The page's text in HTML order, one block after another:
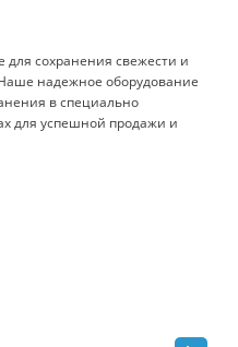
сохранения свежести и
надежное оборудование
в специально
для успешной продажи и